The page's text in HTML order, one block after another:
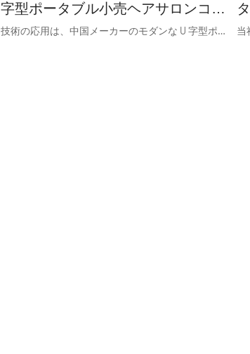
字型ポータブル小売ヘアサロンコー
ナー受付デスクレストラン受付カウ
技術の応用は、中国メーカーのモダンな U 字型ポータブル小売ヘアサロンコーナー受付デスク、レストラン受付カウンター デザインの物理的および化学的性能を決定する上で重要な役割を果たす可能性があります。受付デスクなどの分野では、この製品は広く使用されており、幅広い潜在的な用途があります。